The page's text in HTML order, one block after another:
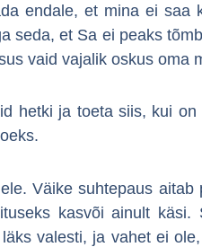
endale, et mina ei saa
seda, et Sa ei peaks
vaid vajalik oskus oma
hetki ja toeta siis, kui
Väike suhtepaus
kasvõi ainult käsi.
valesti, ja vahet ei